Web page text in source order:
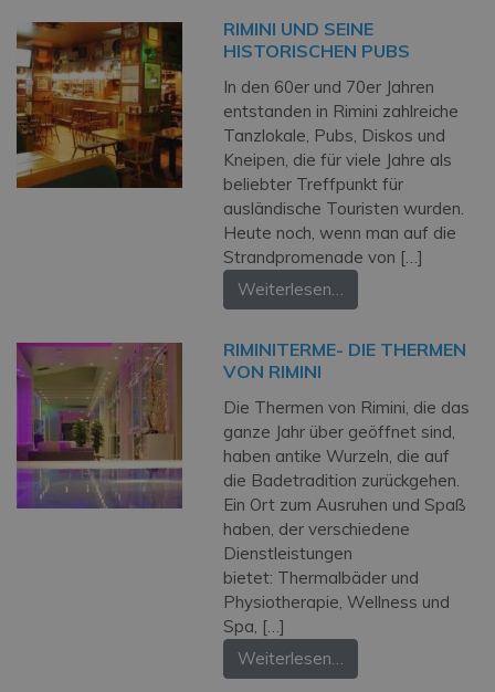
RIMINI UND SEINE
HISTORISCHEN PUBS
In den 60er und 70er Jahren
entstanden in Rimini zahlreiche
Tanzlokale, Pubs, Diskos und
Kneipen, die für viele Jahre als
beliebter Treffpunkt für
ausländische Touristen wurden.
Heute noch, wenn man auf die
Strandpromenade von […]
Weiterlesen…
RIMINITERME- DIE THERMEN
VON RIMINI
Die Thermen von Rimini, die das
ganze Jahr über geöffnet sind,
haben antike Wurzeln, die auf
die Badetradition zurückgehen.
Ein Ort zum Ausruhen und Spaß
haben, der verschiedene
Dienstleistungen
bietet: Thermalbäder und
Physiotherapie, Wellness und
Spa, […]
Weiterlesen…